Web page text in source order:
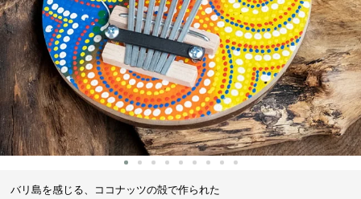
バリ島を感じる、ココナッツの殻で作られた